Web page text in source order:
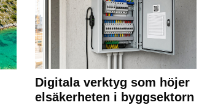
Digitala verktyg som höjer
elsäkerheten i byggsektorn